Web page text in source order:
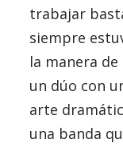
trabajar
siempre
la manera
un dúo con
arte
una banda